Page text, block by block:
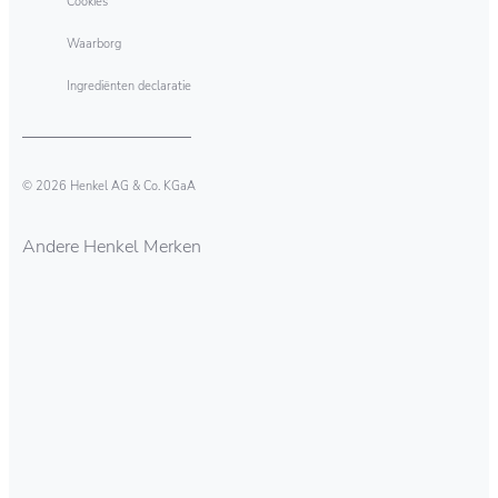
Waarborg
Ingrediënten declaratie
© 2026 Henkel AG & Co. KGaA
Andere Henkel Merken